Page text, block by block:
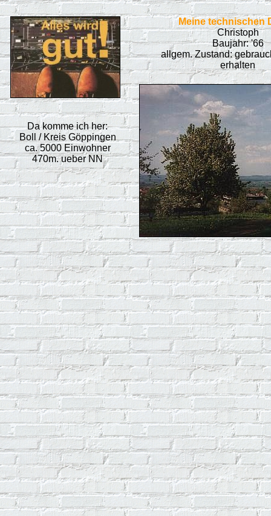
Da komme ich her:
Boll / Kreis Göppingen
ca. 5000 Einwohner
470m. ueber NN
Meine technischen
Christoph
Baujahr: '66
allgem. Zustand:
erhalten